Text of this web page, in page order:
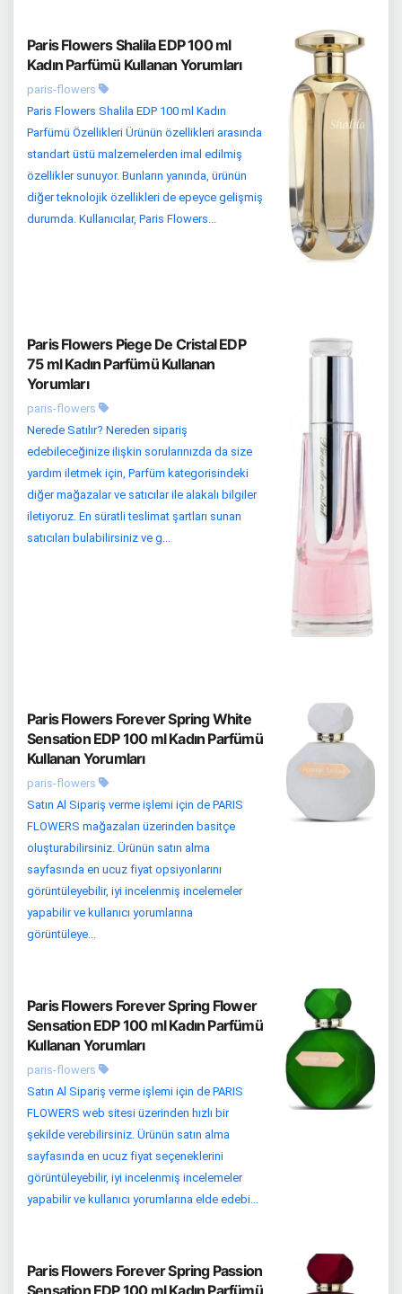
Paris Flowers Shalila EDP 100 ml
Kadın Parfümü Kullanan Yorumları
paris-flowers
Paris Flowers Shalila EDP 100 ml Kadın
Parfümü Özellikleri Ürünün özellikleri arasında
standart üstü malzemelerden imal edilmiş
özellikler sunuyor. Bunların yanında, ürünün
diğer teknolojik özellikleri de epeyce gelişmiş
durumda. Kullanıcılar, Paris Flowers...
Paris Flowers Piege De Cristal EDP
75 ml Kadın Parfümü Kullanan
Yorumları
paris-flowers
Nerede Satılır? Nereden sipariş
edebileceğinize ilişkin sorularınızda da size
yardım iletmek için, Parfüm kategorisindeki
diğer mağazalar ve satıcılar ile alakalı bilgiler
iletiyoruz. En süratli teslimat şartları sunan
satıcıları bulabilirsiniz ve g...
Paris Flowers Forever Spring White
Sensation EDP 100 ml Kadın Parfümü
Kullanan Yorumları
paris-flowers
Satın Al Sipariş verme işlemi için de PARIS
FLOWERS mağazaları üzerinden basitçe
oluşturabilirsiniz. Ürünün satın alma
sayfasında en ucuz fiyat opsiyonlarını
görüntüleyebilir, iyi incelenmiş incelemeler
yapabilir ve kullanıcı yorumlarına
görüntüleye...
Paris Flowers Forever Spring Flower
Sensation EDP 100 ml Kadın Parfümü
Kullanan Yorumları
paris-flowers
Satın Al Sipariş verme işlemi için de PARIS
FLOWERS web sitesi üzerinden hızlı bir
şekilde verebilirsiniz. Ürünün satın alma
sayfasında en ucuz fiyat seçeneklerini
görüntüleyebilir, iyi incelenmiş incelemeler
yapabilir ve kullanıcı yorumlarına elde edebi...
Paris Flowers Forever Spring Passion
Sensation EDP 100 ml Kadın Parfümü